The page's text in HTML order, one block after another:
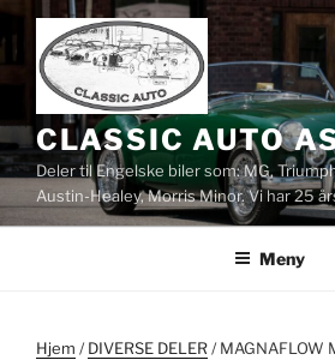
Gå
til
innhold
CLASSIC AUTO
Deler til Engelske biler som: MG,
Austin-Healey, Morris Minor. Vi har 25
Meny
Hjem /DIVERSE DELER/ MAGNAFLOW